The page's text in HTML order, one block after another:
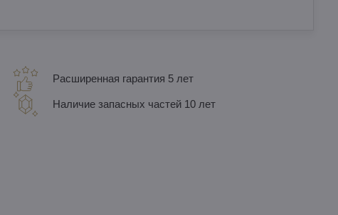
Расширенная гарантия 5 лет
Наличие запасных частей 10 лет